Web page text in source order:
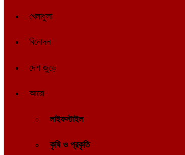
খেলাধুলা
বিনোদন
দেশ জুড়ে
আরো
লাইফস্টাইল
কৃষি ও প্রকৃতি